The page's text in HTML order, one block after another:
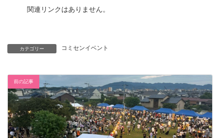
関連リンクはありません。
カテゴリー コミセンイベント
前の記事